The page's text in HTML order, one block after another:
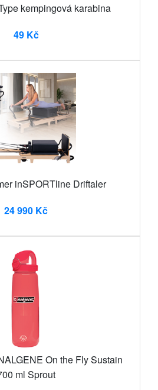
kempingová karabina
49 Kč
inSPORTline Driftaler
24 990 Kč
On the Fly Sustain
ml Sprout